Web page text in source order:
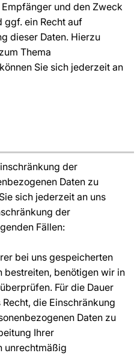
und den Zweck
ggf. ein Recht auf
dieser Daten. Hierzu
Thema
Sie sich jederzeit an
der
Daten zu
sich jederzeit an uns
der
Fällen:
bei uns gespeicherten
bestreiten, benötigen wir in
Für die Dauer
die Einschränkung
Daten zu
Ihrer
unrechtmäßig